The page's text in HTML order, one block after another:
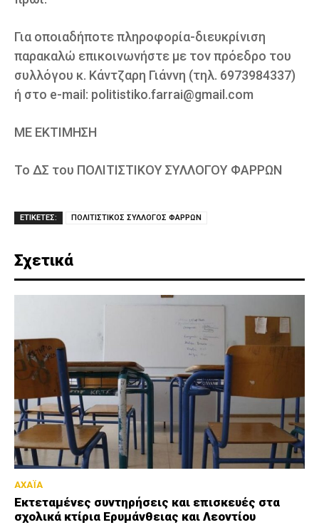
Για οποιαδήποτε πληροφορία-διευκρίνιση
παρακαλώ επικοινωνήστε με τον πρόεδρο του
συλλόγου κ. Κάντζαρη Γιάννη (τηλ. 6973984337)
ή στο e-mail: politistiko.farrai@gmail.com
ΜΕ ΕΚΤΙΜΗΣΗ
Το ΔΣ του ΠΟΛΙΤΙΣΤΙΚΟΥ ΣΥΛΛΟΓΟΥ ΦΑΡΡΩΝ
ΕΤΙΚΕΤΕΣ: ΠΟΛΙΤΙΣΤΙΚΟΣ ΣΥΛΛΟΓΟΣ ΦΑΡΡΩΝ
Σχετικά
ΑΧΑΪΑ
Εκτεταμένες συντηρήσεις και επισκευές στα
σχολικά κτίρια Ερυμάνθειας και Λεοντίου